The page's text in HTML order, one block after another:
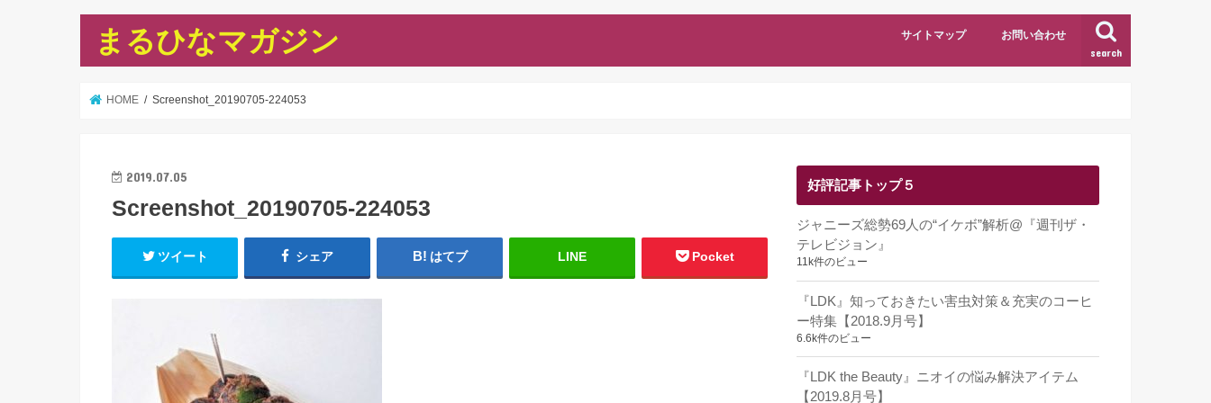
まるひなマガジン search
サイトマップ お問い合わせ
HOME Screenshot_20190705-224053
2019.07.05
Screenshot_20190705-224053
ツイート シェア はてブ LINE Pocket
好評記事トップ５
ジャニーズ総勢69人の“イケボ”解析@『週刊ザ・
テレビジョン』
11k件のビュー
『LDK』知っておきたい害虫対策＆充実のコーヒ
ー特集【2018.9月号】
6.6k件のビュー
『LDK the Beauty』ニオイの悩み解決アイテム
【2019.8月号】